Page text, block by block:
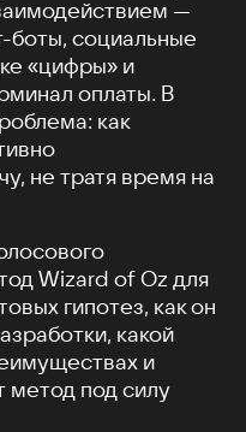
—
боты, социальные
«цифры» и
оплаты. В
как
не тратя время на
Wizard of Oz для
гипотез, как он
какой
и
метод под силу